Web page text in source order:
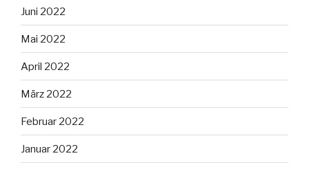
Juni 2022
Mai 2022
April 2022
März 2022
Februar 2022
Januar 2022